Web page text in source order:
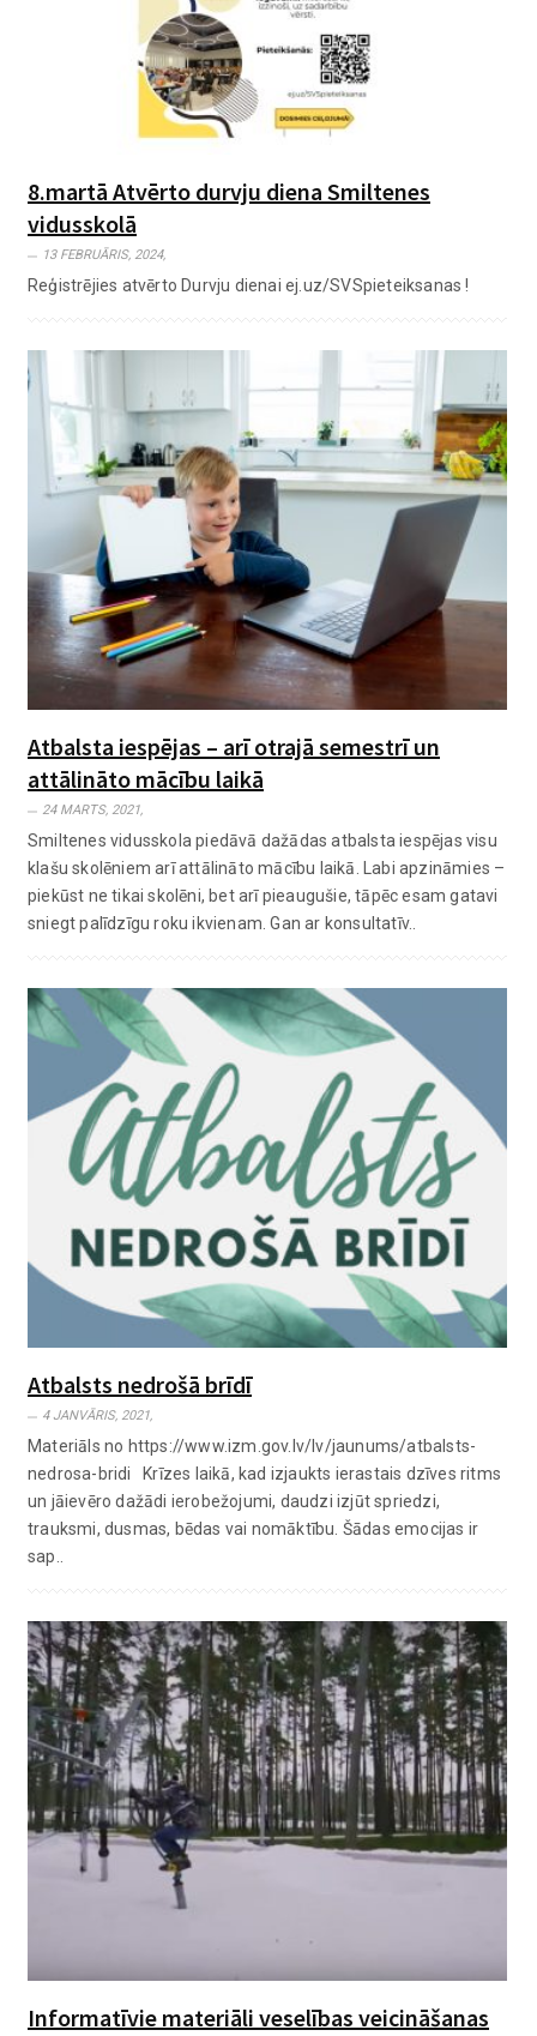
8.martā Atvērto durvju diena Smiltenes
vidusskolā
13 FEBRUĀRIS, 2024,
Reģistrējies atvērto Durvju dienai ej.uz/SVSpieteiksanas !
Atbalsta iespējas – arī otrajā semestrī un
attālināto mācību laikā
24 MARTS, 2021,
Smiltenes vidusskola piedāvā dažādas atbalsta iespējas visu
klašu skolēniem arī attālināto mācību laikā. Labi apzināmies –
piekūst ne tikai skolēni, bet arī pieaugušie, tāpēc esam gatavi
sniegt palīdzīgu roku ikvienam. Gan ar konsultatīv..
Atbalsts nedrošā brīdī
4 JANVĀRIS, 2021,
Materiāls no https://www.izm.gov.lv/lv/jaunums/atbalsts-
nedrosa-bridi Krīzes laikā, kad izjaukts ierastais dzīves ritms
un jāievēro dažādi ierobežojumi, daudzi izjūt spriedzi,
trauksmi, dusmas, bēdas vai nomāktību. Šādas emocijas ir
sap..
Informatīvie materiāli veselības veicināšanas